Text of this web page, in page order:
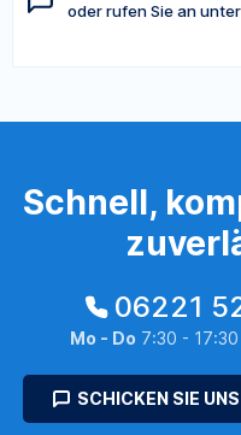
oder rufen Sie an unter
Schnell,
06221
Mo - Do 7:30 - 17:30
SCHICKEN SIE